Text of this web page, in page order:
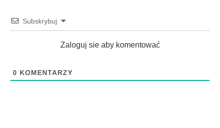
Subskrybuj
Zaloguj sie aby komentować
0 KOMENTARZY